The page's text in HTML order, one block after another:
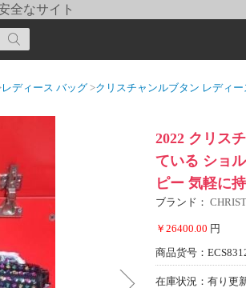
全なサイト
レディース バッグ >クリスチャンルブタン レディ
2022 クリス
ている ショ
ピー 気軽に
ブランド：
￥26400.00 円
商品货号：
在庫状況：有り 更